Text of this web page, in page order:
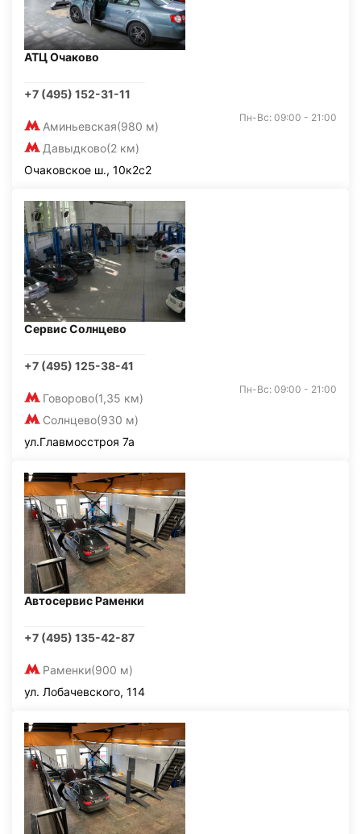
АТЦ Очаково
+7 (495) 152-31-11
Аминьевская(980 м)
Давыдково(2 км)
Пн-Вс: 09:00 - 21:00
Очаковское ш., 10к2с2
Сервис Солнцево
+7 (495) 125-38-41
Говорово(1,35 км)
Солнцево(930 м)
Пн-Вс: 09:00 - 21:00
ул.Главмосстроя 7а
Автосервис Раменки
+7 (495) 135-42-87
Раменки(900 м)
ул. Лобачевского, 114